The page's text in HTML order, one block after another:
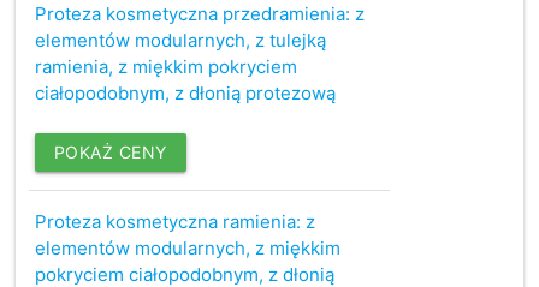
Proteza kosmetyczna przedramienia: z
elementów modularnych, z tulejką
ramienia, z miękkim pokryciem
ciałopodobnym, z dłonią protezową
POKAŻ CENY
Proteza kosmetyczna ramienia: z
elementów modularnych, z miękkim
pokryciem ciałopodobnym, z dłonią